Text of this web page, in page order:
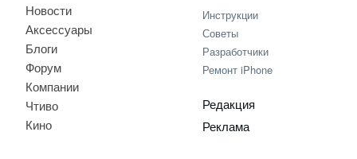
Новости
Аксессуары
Блоги
Форум
Компании
Чтиво
Кино
Инструкции
Советы
Разработчики
Ремонт iPhone
Редакция
Реклама